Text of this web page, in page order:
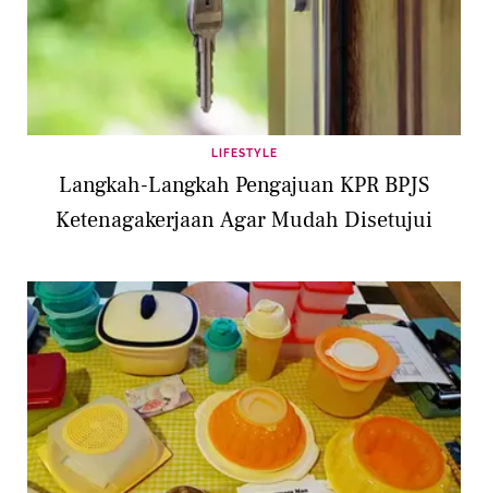
LIFESTYLE
Langkah-Langkah Pengajuan KPR BPJS
Ketenagakerjaan Agar Mudah Disetujui